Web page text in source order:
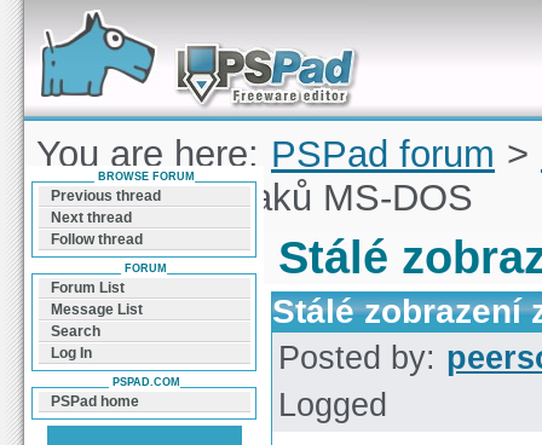
Forum can help you solve problems and quickly
find a solution with PSPad for Microsoft
Windows
You are here: PSPad forum >
zobrazení znaků MS-DOS
Stálé
Stálé zobrazení
Posted by:
Logged
BROWSE FORUM
Previous thread
Next thread
Follow thread
FORUM
Forum List
Message List
Search
Log In
PSPAD.COM
PSPad home